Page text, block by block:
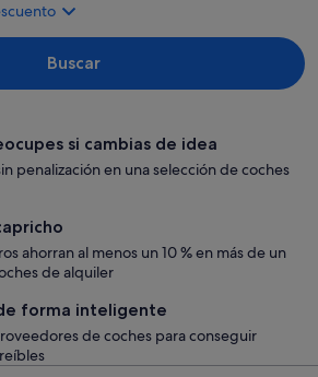
Buscar
si cambias de idea
penalización en una selección de coches
ahorran al menos un 10 % en más de un
de alquiler
forma inteligente
de coches para conseguir